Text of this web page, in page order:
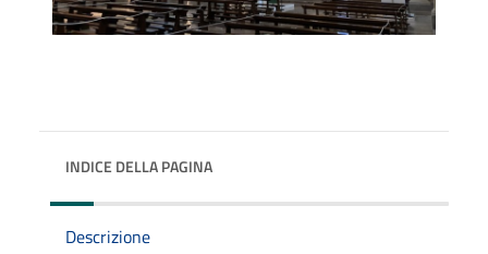
INDICE DELLA PAGINA
Descrizione